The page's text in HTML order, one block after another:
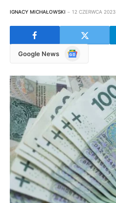
IGNACY MICHAŁOWSKI 12 CZERWCA 2023
Google News
Google